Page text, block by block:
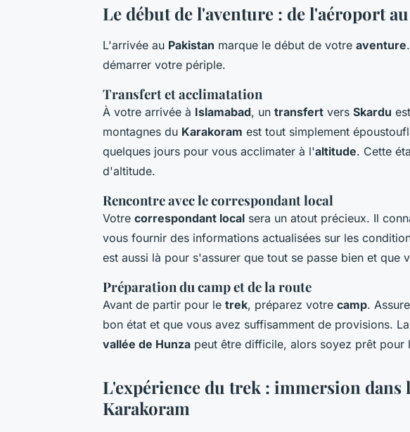
Le début de l'aventure : de l'aéroport
L'arrivée au Pakistan marque le début de votre aventure
démarrer votre périple.
Transfert et acclimatation
À votre arrivée à Islamabad, un transfert vers Skardu
montagnes du Karakoram est tout simplement
quelques jours pour vous acclimater à l'altitude. Cette
d'altitude.
Rencontre avec le correspondant local
Votre correspondant local sera un atout précieux. Il
vous fournir des informations actualisées sur les
est aussi là pour s'assurer que tout se passe bien et que
Préparation du camp et de la route
Avant de partir pour le trek, préparez votre camp.
bon état et que vous avez suffisamment de provisions. La
vallée de Hunza peut être difficile, alors soyez prêt pour
L'expérience du trek : immersion dans
Karakoram